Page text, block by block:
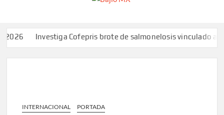
Investiga Cofepris brote de salmonelosis vinculado a chiles
INTERNACIONAL PORTADA